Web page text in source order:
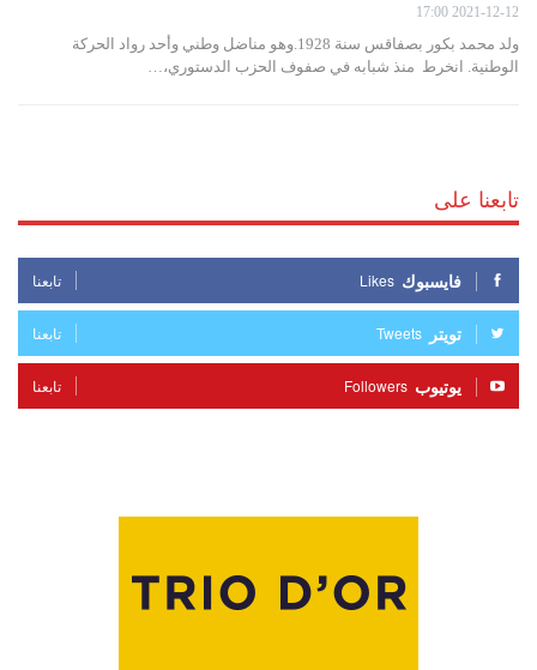
2021-12-12 17:00
ولد محمد بكور بصفاقس سنة 1928.وهو مناضل وطني وأحد رواد الحركة
الوطنية. انخرط منذ شبابه في صفوف الحزب الدستوري،…
تابعنا على
فايسبوك Likes تابعنا
تويتر Tweets تابعنا
يوتيوب Followers تابعنا